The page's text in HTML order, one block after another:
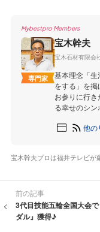
Mybestpro Members
専門家
宝木幹夫
宝木石材有限会
基本理念「生
をする」を
お参りに行
る幸せのシ
他の
宝木幹夫プロは福井テレビが
前の記事
3代目技能五輪全国大会
ダル』獲得♪